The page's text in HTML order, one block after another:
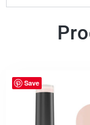
Save